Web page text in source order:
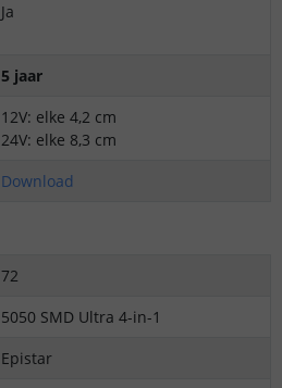
Ja
5 jaar
12V: elke 4,2 cm
24V: elke 8,3 cm
Download
72
5050 SMD Ultra 4-in-1
Epistar